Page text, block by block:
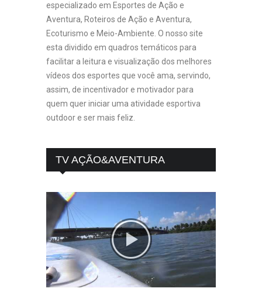
especializado em Esportes de Ação e
Aventura, Roteiros de Ação e Aventura,
Ecoturismo e Meio-Ambiente. O nosso site
esta dividido em quadros temáticos para
facilitar a leitura e visualização dos melhores
vídeos dos esportes que você ama, servindo,
assim, de incentivador e motivador para
quem quer iniciar uma atividade esportiva
outdoor e ser mais feliz.
TV AÇÃO&AVENTURA